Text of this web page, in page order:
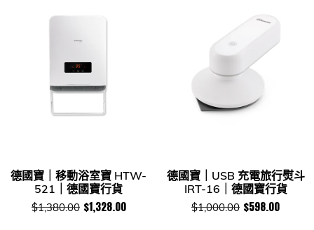
德國寶｜移動浴室寶 HTW-
521｜德國寶行貨
$1,380.00 $1,328.00
德國寶｜USB 充電旅行熨斗
IRT-16｜德國寶行貨
$1,000.00 $598.00